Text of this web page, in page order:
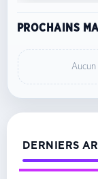
PROCHAINS
DERNIERS